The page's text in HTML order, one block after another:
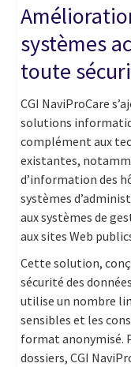
systèmes
toute
CGI NaviProCare
solutions
complément aux
existantes,
d’information des
systèmes
aux systèmes de
aux sites Web
Cette solution,
sécurité des
utilise un nombre
sensibles et les
format anonymisé.
dossiers, CGI